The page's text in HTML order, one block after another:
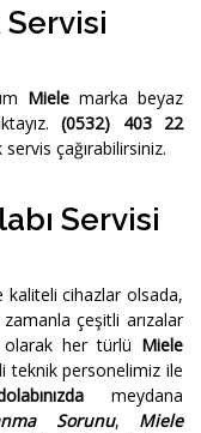
Miele marka beyaz
(0532) 403 22
çağırabilirsiniz.
Servisi
cihazlar olsada,
çeşitli arızalar
her türlü Miele
teknik personelimiz ile
meydana
Sorunu, Miele